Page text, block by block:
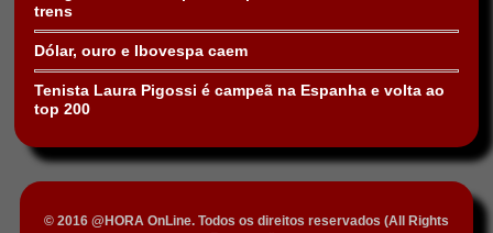
trens
Dólar, ouro e Ibovespa caem
Tenista Laura Pigossi é campeã na Espanha e volta ao
top 200
© 2016 @HORA OnLine. Todos os direitos reservados (All Rights